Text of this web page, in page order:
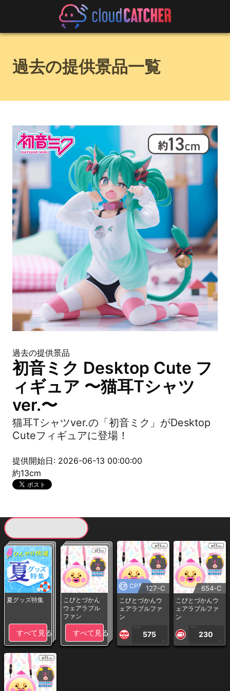
過去の提供景品一覧
過去の提供景品
初音ミク Desktop Cute フ
ィギュア 〜猫耳Tシャツ
ver.〜
猫耳Tシャツver.の「初音ミク」がDesktop
Cuteフィギュアに登場！
提供開始日: 2026-06-13 00:00:00
約13cm
夏グッズ特集
すべて見る
こびとづかん
ウェアラブル
ファン
すべて見る
CP専用127-C
こびとづかんウ
ェアラブルファ
ン
1PLAY
575
CP
654-C
こびとづかんウ
ェアラブルファ
ン
1PLAY
230
CP